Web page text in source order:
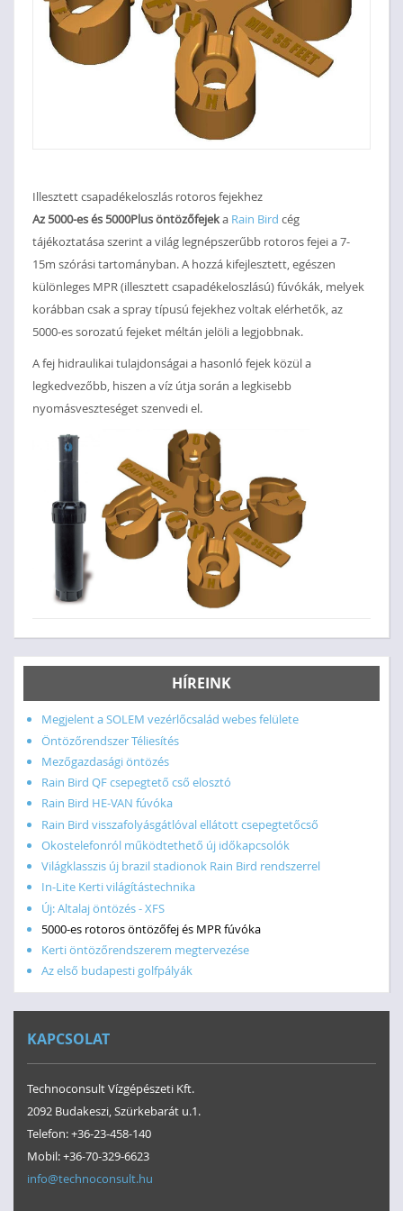
Illesztett csapadékeloszlás rotoros fejekhez
Az 5000-es és 5000Plus öntözőfejeka Rain Bird cég
tájékoztatása szerint a világ legnépszerűbb rotoros fejei a 7-
15m szórási tartományban. A hozzá kifejlesztett, egészen
különleges MPR (illesztett csapadékeloszlású) fúvókák, melyek
korábban csak a spray típusú fejekhez voltak elérhetők, az
5000-es sorozatú fejeket méltán jelöli a legjobbnak.
A fej hidraulikai tulajdonságai a hasonló fejek közül a
legkedvezőbb, hiszen a víz útja során a legkisebb
nyomásveszteséget szenvedi el.
HÍREINK
Megjelent a SOLEM vezérlőcsalád webes felülete
Öntözőrendszer Téliesítés
Mezőgazdasági öntözés
Rain Bird QF csepegtető cső elosztó
Rain Bird HE-VAN fúvóka
Rain Bird visszafolyásgátlóval ellátott csepegtetőcső
Okostelefonról működtethető új időkapcsolók
Világklasszis új brazil stadionok Rain Bird rendszerrel
In-Lite Kerti világítástechnika
Új: Altalaj öntözés - XFS
5000-es rotoros öntözőfej és MPR fúvóka
Kerti öntözőrendszerem megtervezése
Az első budapesti golfpályák
KAPCSOLAT
Technoconsult Vízgépészeti Kft.
2092 Budakeszi, Szürkebarát u.1.
Telefon: +36-23-458-140
Mobil: +36-70-329-6623
info@technoconsult.hu